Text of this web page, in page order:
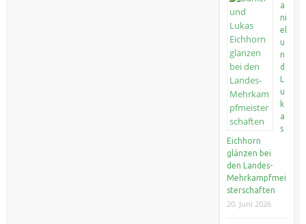
a
ni
el
u
n
d
u
k
a
s
Eichhorn
glänzen bei
den Landes-
Mehrkampfmei
sterschaften
20. Juni 2026